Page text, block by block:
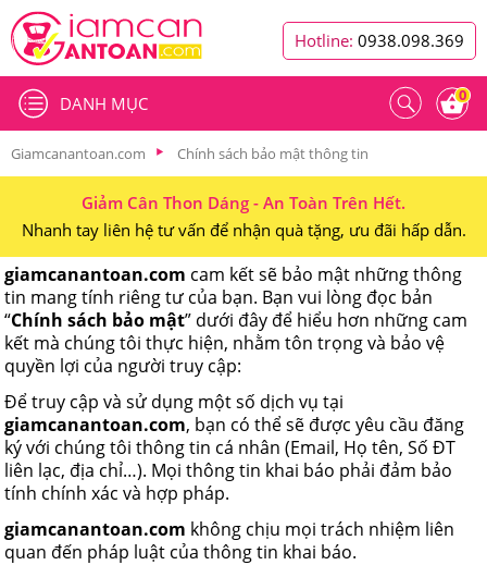
Hotline: 0938.098.369
0
DANH MỤC
Giamcanantoan.com Chính sách bảo mật thông tin
Giảm Cân Thon Dáng - An Toàn Trên Hết.
Nhanh tay liên hệ tư vấn để nhận quà tặng, ưu đãi hấp dẫn.
giamcanantoan.com cam kết sẽ bảo mật những thông
tin mang tính riêng tư của bạn. Bạn vui lòng đọc bản
“Chính sách bảo mật” dưới đây để hiểu hơn những cam
kết mà chúng tôi thực hiện, nhằm tôn trọng và bảo vệ
quyền lợi của người truy cập:
Để truy cập và sử dụng một số dịch vụ tại
giamcanantoan.com, bạn có thể sẽ được yêu cầu đăng
ký với chúng tôi thông tin cá nhân (Email, Họ tên, Số ĐT
liên lạc, địa chỉ…). Mọi thông tin khai báo phải đảm bảo
tính chính xác và hợp pháp.
giamcanantoan.com không chịu mọi trách nhiệm liên
quan đến pháp luật của thông tin khai báo.